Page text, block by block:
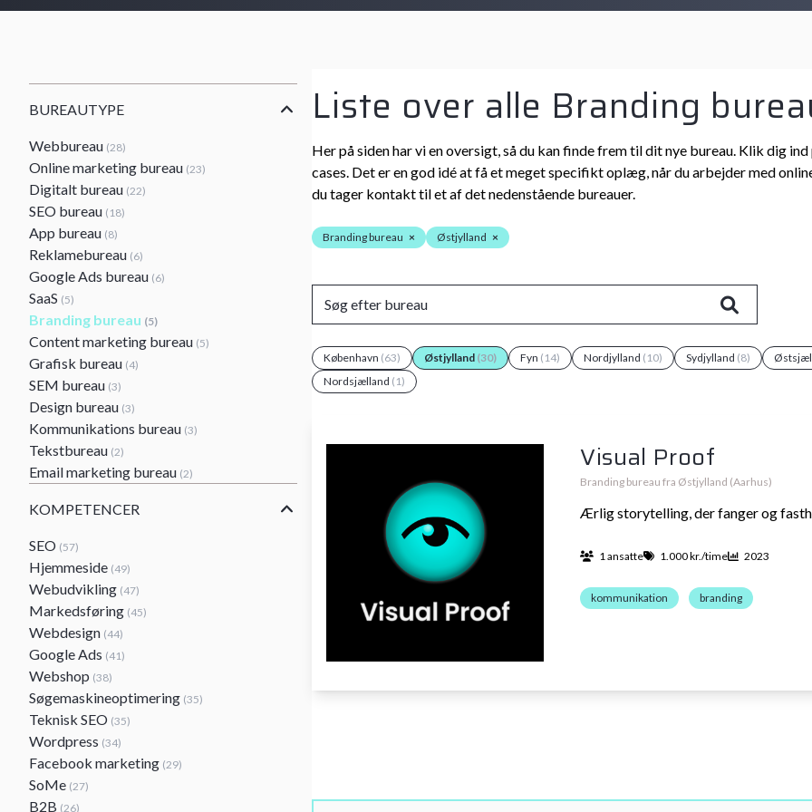
BUREAUTYPE
Webbureau (28)
Online marketing bureau (23)
Digitalt bureau (22)
SEO bureau (18)
App bureau (8)
Reklamebureau (6)
Google Ads bureau (6)
SaaS (5)
Branding bureau (5)
Content marketing bureau (5)
Grafisk bureau (4)
SEM bureau (3)
Design bureau (3)
Kommunikations bureau (3)
Tekstbureau (2)
Email marketing bureau (2)
KOMPETENCER
SEO (57)
Hjemmeside (49)
Webudvikling (47)
Markedsføring (45)
Webdesign (44)
Google Ads (41)
Webshop (38)
Søgemaskineoptimering (35)
Teknisk SEO (35)
Wordpress (34)
Facebook marketing (29)
SoMe (27)
B2B (26)
Liste over alle Branding
Her på siden har vi en oversigt, så du kan finde frem til dit nye bureau. Klik dig
cases. Det er en god idé at få et meget specifikt oplæg, når du arbejder med
du tager kontakt til et af det nedenstående bureauer.
Branding bureau × Østjylland ×
København (63) Østjylland (30) Fyn (14) Nordjylland (10) Sydjylland (8)
Nordsjælland (1)
Visual Proof
Branding bureau fra Østjylland (Aarhus)
Ærlig storytelling, der fanger og
1 ansatte 1.000 kr./time 2023
kommunikation branding